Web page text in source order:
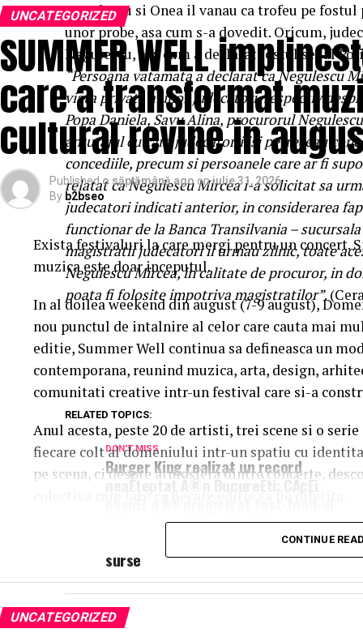
Negulescu si Onea il vanau ca trofeu pe
unor probe, asa cum s-a dovedit. Oricum,
Negulescu, asa cum a declarat fostul sef al
“Persoana vatamata a declarat ca Negulescu
viata privata a unor judecatori, respectiv
Popa Daniela, Savu Alina, procurorul
anturajul cu care judecatorii isi petreceau
concediile, precum si persoanele care ar fi
relatat ca Negulescu Mircea i-a solicitat sa
judecatori indicati anterior, in considerarea
functionar de la Banca Transilvania –
magistratii judecatori il urmau zilnic, toate
Negulescu Mircea, in calitate de procuror, in
poata fi folosite impotriva magistratilor”.
RELATED TOPICS:
DON'T MISS
Burger King realizat un record
neaÈteptat Ã®n BucureÈti: CÃ¢Èi
Ã®n prima sÄptÄmÃ¢nÄ de
funcÈionare Ã®n CapitalÄ – Stiri pe
surse
UNCATEGORIZED
SUMMER WELL
care a transformat
cultural revine in
Published o săptămână ago oniulie 31, 2026
By b2bseo
Exista festivaluri la care mergi pentru un concert.
muzica este doar inceputul.
In al doilea weekend din august (7-9 august),
nou punctul de intalnire al celor care cauta mai
editie, Summer Well continua sa defineasca un
contemporana, reunind muzica, arta, design,
comunitati creative intr-un festival care si-a
Anul acesta, peste 20 de artisti, trei scene si o
fiecare colt al domeniului intr-un spatiu cu
pe scena, ci despre atmosfera dintre concerte,
Trei scene. Trei universuri. Un singur
Orange Main Stage
inconfundabila a lui Nick Cave & The Bad Seeds
sensibilitatea lui Charlotte Cardin si vibe-ul
CONTINUE
UNCATEGORIZED